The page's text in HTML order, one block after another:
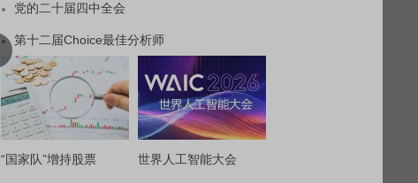
党的二十届四中全会
第十二届Choice最佳分析师
“国家队”增持股票 世界人工智能大会